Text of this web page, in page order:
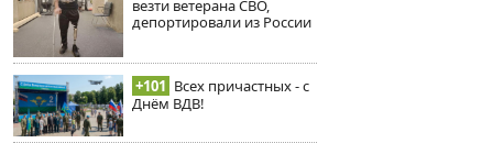
везти ветерана СВО,
депортировали из России
+101 Всех причастных - с
Днём ВДВ!